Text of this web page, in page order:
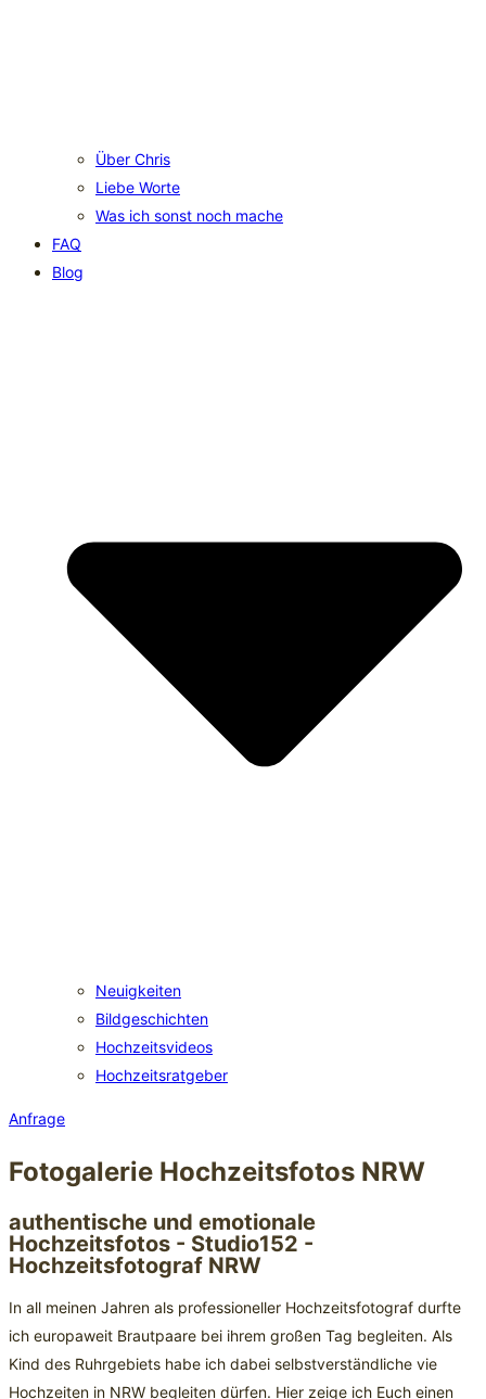
Über Chris
Liebe Worte
Was ich sonst noch mache
FAQ
Blog
Neuigkeiten
Bildgeschichten
Hochzeitsvideos
Hochzeitsratgeber
Anfrage
Fotogalerie Hochzeitsfotos NRW
authentische und emotionale
Hochzeitsfotos - Studio152 -
Hochzeitsfotograf NRW
In all meinen Jahren als professioneller Hochzeitsfotograf durfte
ich europaweit Brautpaare bei ihrem großen Tag begleiten. Als
Kind des Ruhrgebiets habe ich dabei selbstverständliche vie
Hochzeiten in NRW begleiten dürfen. Hier zeige ich Euch einen